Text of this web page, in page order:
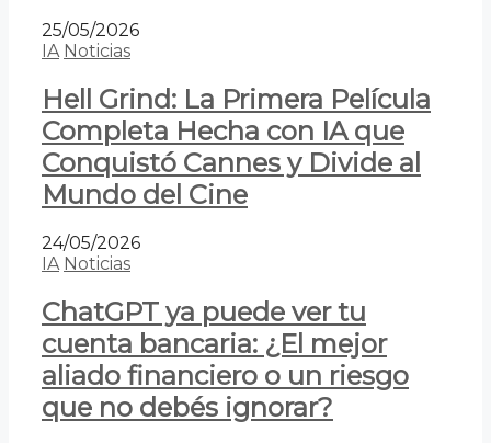
25/05/2026
IA Noticias
Hell Grind: La Primera Película
Completa Hecha con IA que
Conquistó Cannes y Divide al
Mundo del Cine
24/05/2026
IA Noticias
ChatGPT ya puede ver tu
cuenta bancaria: ¿El mejor
aliado financiero o un riesgo
que no debés ignorar?